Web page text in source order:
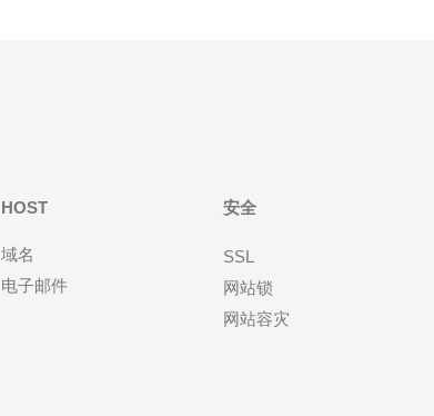
HOST
域名
电子邮件
安全
SSL
网站锁
网站容灾